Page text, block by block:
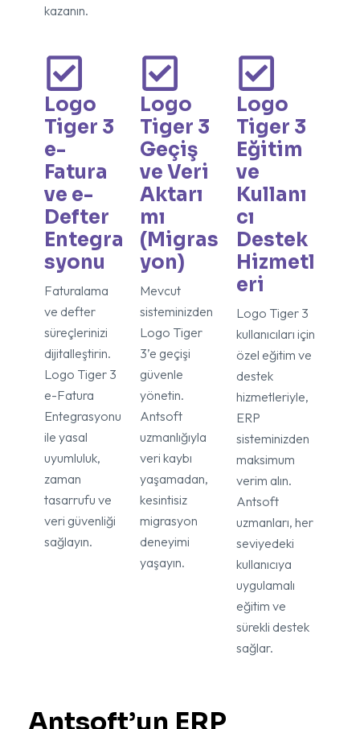
kazanın.
Logo
Tiger 3
e-
Fatura
ve e-
Defter
Entegra
syonu
Faturalama
ve defter
süreçlerinizi
dijitalleştirin.
Logo Tiger 3
e-Fatura
Entegrasyonu
ile yasal
uyumluluk,
zaman
tasarrufu ve
veri güvenliği
sağlayın.
Logo
Tiger 3
Geçiş
ve Veri
Aktarı
mı
(Migras
yon)
Mevcut
sisteminizden
Logo Tiger
3’e geçişi
güvenle
yönetin.
Antsoft
uzmanlığıyla
veri kaybı
yaşamadan,
kesintisiz
migrasyon
deneyimi
yaşayın.
Logo
Tiger 3
Eğitim
ve
Kullanı
cı
Destek
Hizmetl
eri
Logo Tiger 3
kullanıcıları için
özel eğitim ve
destek
hizmetleriyle,
ERP
sisteminizden
maksimum
verim alın.
Antsoft
uzmanları, her
seviyedeki
kullanıcıya
uygulamalı
eğitim ve
sürekli destek
sağlar.
Antsoft’un ERP